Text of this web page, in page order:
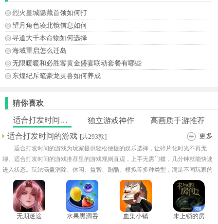
烈火皇城隐藏首领如何打
望月角色凌北镜信息如何
寻道大千本命物如何选择
海域重启怎么迁岛
无限暖暖和必胜客黄金盛宴联动套餐有哪些
东煌纪斥笔豪龙灵兽如何养成
猜你喜欢
适合打发时间的游戏 独立游戏神作
高画质手游推荐
适合打发时间的游戏 [共293款] 更多
适合打发时间的游戏为玩家提供轻松便捷的娱乐选择，让碎片化时光不再无
聊。适合打发时间的游戏推荐里的游戏规则直观，上手无需门槛，几分钟就能快速
进入状态。玩法涵盖消除、休闲、益智、跑酷、模拟等多种类型，满足不同玩家的
偏好。在等车、休息还是睡前放松时，都能用这些游戏打破单调，让心情更愉快。
无期迷途
水果黑洞吞
血染小镇
未上锁的房